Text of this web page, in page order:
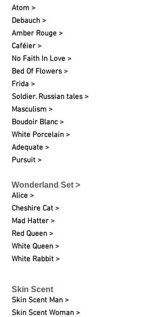
Atom >
Debauch >
Amber Rouge >
Caféier >
No Faith In Love >
Bed Of Flowers >
Frida >
Soldier. Russian tales >
Masculism >
Boudoir Blanc >
White Porcelain >
Adequate >
Pursuit >
Wonderland Set >
Alice >
Cheshire Cat >
Mad Hatter >
Red Queen >
White Queen >
White Rabbit >
Skin Scent
Skin Scent Man >
Skin Scent Woman >